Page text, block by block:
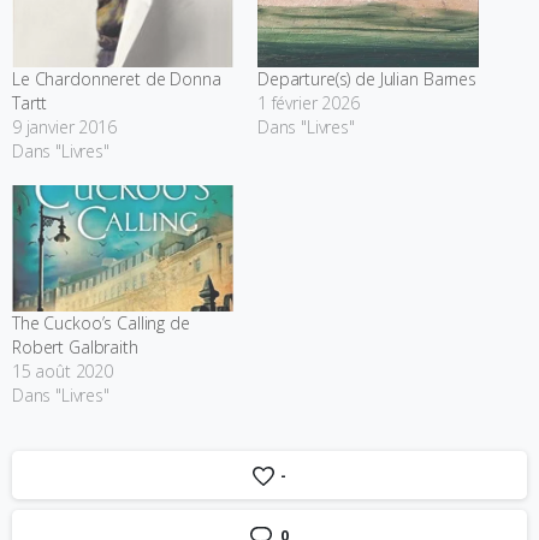
Le Chardonneret de Donna
Tartt
9 janvier 2016
Dans "Livres"
Departure(s) de Julian Barnes
1 février 2026
Dans "Livres"
The Cuckoo’s Calling de
Robert Galbraith
15 août 2020
Dans "Livres"
-